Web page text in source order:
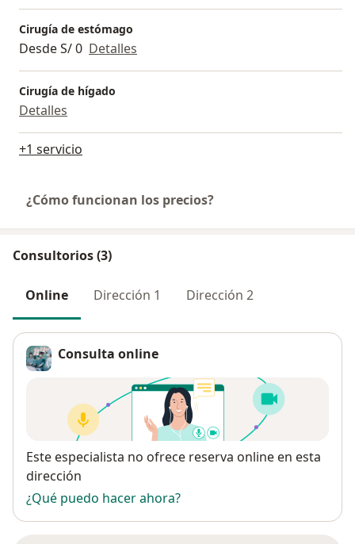
Cirugía de estómago
Desde S/ 0 Detalles
Cirugía de hígado
Detalles
+1 servicio
¿Cómo funcionan los precios?
Consultorios (3)
Online Dirección 1 Dirección 2
Consulta online
Disponibilidad
Este especialista no ofrece reserva online en esta
dirección
¿Qué puedo hacer ahora?